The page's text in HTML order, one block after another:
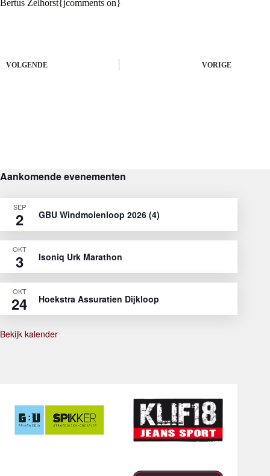
Bertus Zelhorst{jcomments on}
VORIGE
VOLGENDE
Aankomende evenementen
SEP
2 GBU Windmolenloop 2026 (4)
OKT
3 Isoniq Urk Marathon
OKT
24 Hoekstra Assuratien Dijkloop
Bekijk kalender